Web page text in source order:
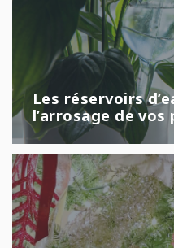
Les réservoirs
l’arrosage de